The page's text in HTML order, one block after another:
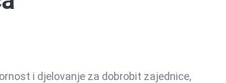
i djelovanje za dobrobit zajednice,